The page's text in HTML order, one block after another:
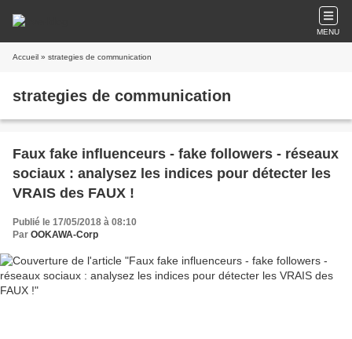
MENU
Accueil » strategies de communication
strategies de communication
Faux fake influenceurs - fake followers - réseaux
sociaux : analysez les indices pour détecter les
VRAIS des FAUX !
Publié le 17/05/2018 à 08:10
Par OOKAWA-Corp